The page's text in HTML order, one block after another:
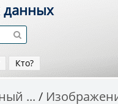
данных
Кто?
...